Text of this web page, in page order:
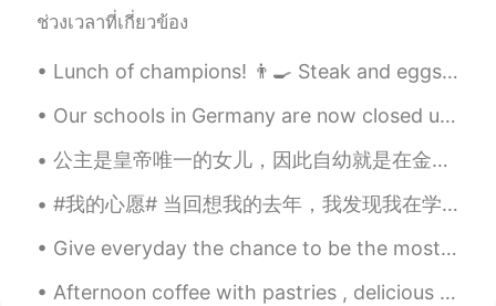
ช่วงเวลาที่เกี่ยวข้อง
Lunch of champions! 👨‍🍳 Steak and eggs and fried potatoes, with herb butter, tamarind sauce and...
Our schools in Germany are now closed until our final examinations 🥵 I will try hard to study at ...
公主是皇帝唯一的女儿，因此自幼就是在金銮殿里娇生惯养长大的，平日里骄横跋扈任性刁蛮，没有任何人敢对着她说上一个不字。 怕是唯一能对公主大声说话的，也就只有太傅大人了。 太傅是公主从小到大的师父，...
#我的心愿# 当回想我的去年，我发现我在学习和在工作中度过。我的新年，也很努力工作。 2019年，我在上海两个月学习中文和一些国际关系的知识，那是非常非常快乐的时光。我非常怀念。 2020年，我...
Give everyday the chance to be the most beautiful day of your life . Smile and be positive , life...
Afternoon coffee with pastries , delicious baked Pears and sweet mixed berries !! Food tastes bet...